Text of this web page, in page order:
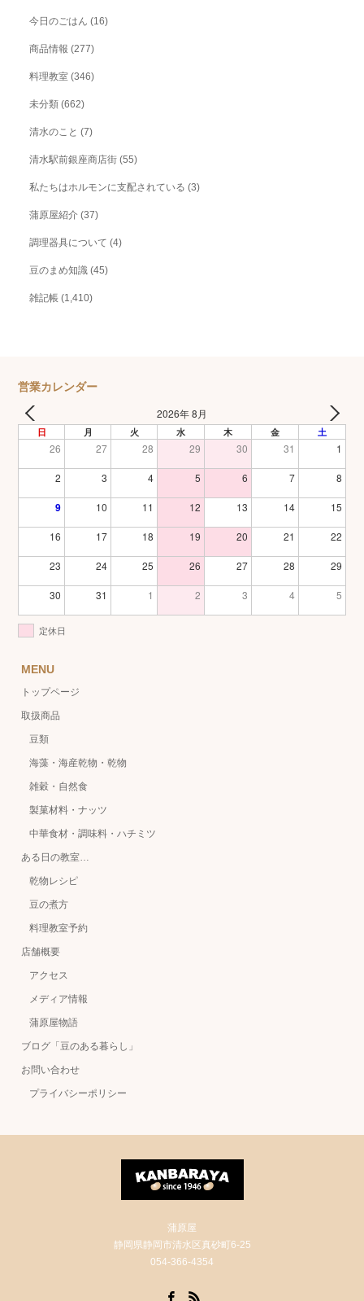
今日のごはん (16)
商品情報 (277)
料理教室 (346)
未分類 (662)
清水のこと (7)
清水駅前銀座商店街 (55)
私たちはホルモンに支配されている (3)
蒲原屋紹介 (37)
調理器具について (4)
豆のまめ知識 (45)
雑記帳 (1,410)
営業カレンダー
2026年 8月
日 月 火 水 木 金 土
26 27 28 29 30 31 1
2 3 4 5 6 7 8
9 10 11 12 13 14 15
16 17 18 19 20 21 22
23 24 25 26 27 28 29
30 31 1 2 3 4 5
定休日
MENU
トップページ
取扱商品
豆類
海藻・海産乾物・乾物
雑穀・自然食
製菓材料・ナッツ
中華食材・調味料・ハチミツ
ある日の教室…
乾物レシピ
豆の煮方
料理教室予約
店舗概要
アクセス
メディア情報
蒲原屋物語
ブログ「豆のある暮らし」
お問い合わせ
プライバシーポリシー
蒲原屋
静岡県静岡市清水区真砂町6-25
054-366-4354